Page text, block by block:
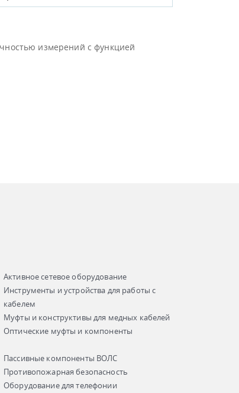
измерений с функцией
Активное сетевое оборудование
Инструменты и устройства для работы с
кабелем
Муфты и конструктивы для медных кабелей
Оптические муфты и компоненты
Пассивные компоненты ВОЛС
Противопожарная безопасность
Оборудование для телефонии